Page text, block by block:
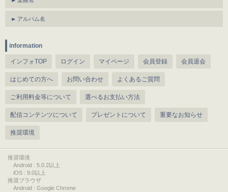
アルバム名
information
インフォTOP ログイン マイページ 会員登録 会員退会
はじめての方へ お問い合わせ よくあるご質問
ご利用料金等について 選べるお支払い方法
配信コンテンツについて プレゼントについて 重要なお知らせ
推奨環境
推奨環境
Android : 5.0.2以上
iOS : 9.0以上
推奨ブラウザ
Android : Google Chrome